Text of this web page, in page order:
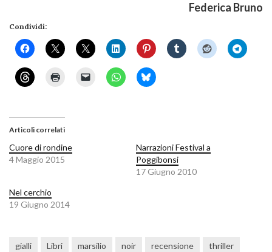
Federica Bruno
Condividi:
Articoli correlati
Cuore di rondine
4 Maggio 2015
Narrazioni Festival a
Poggibonsi
17 Giugno 2010
Nel cerchio
19 Giugno 2014
gialli Libri marsilio noir recensione thriller